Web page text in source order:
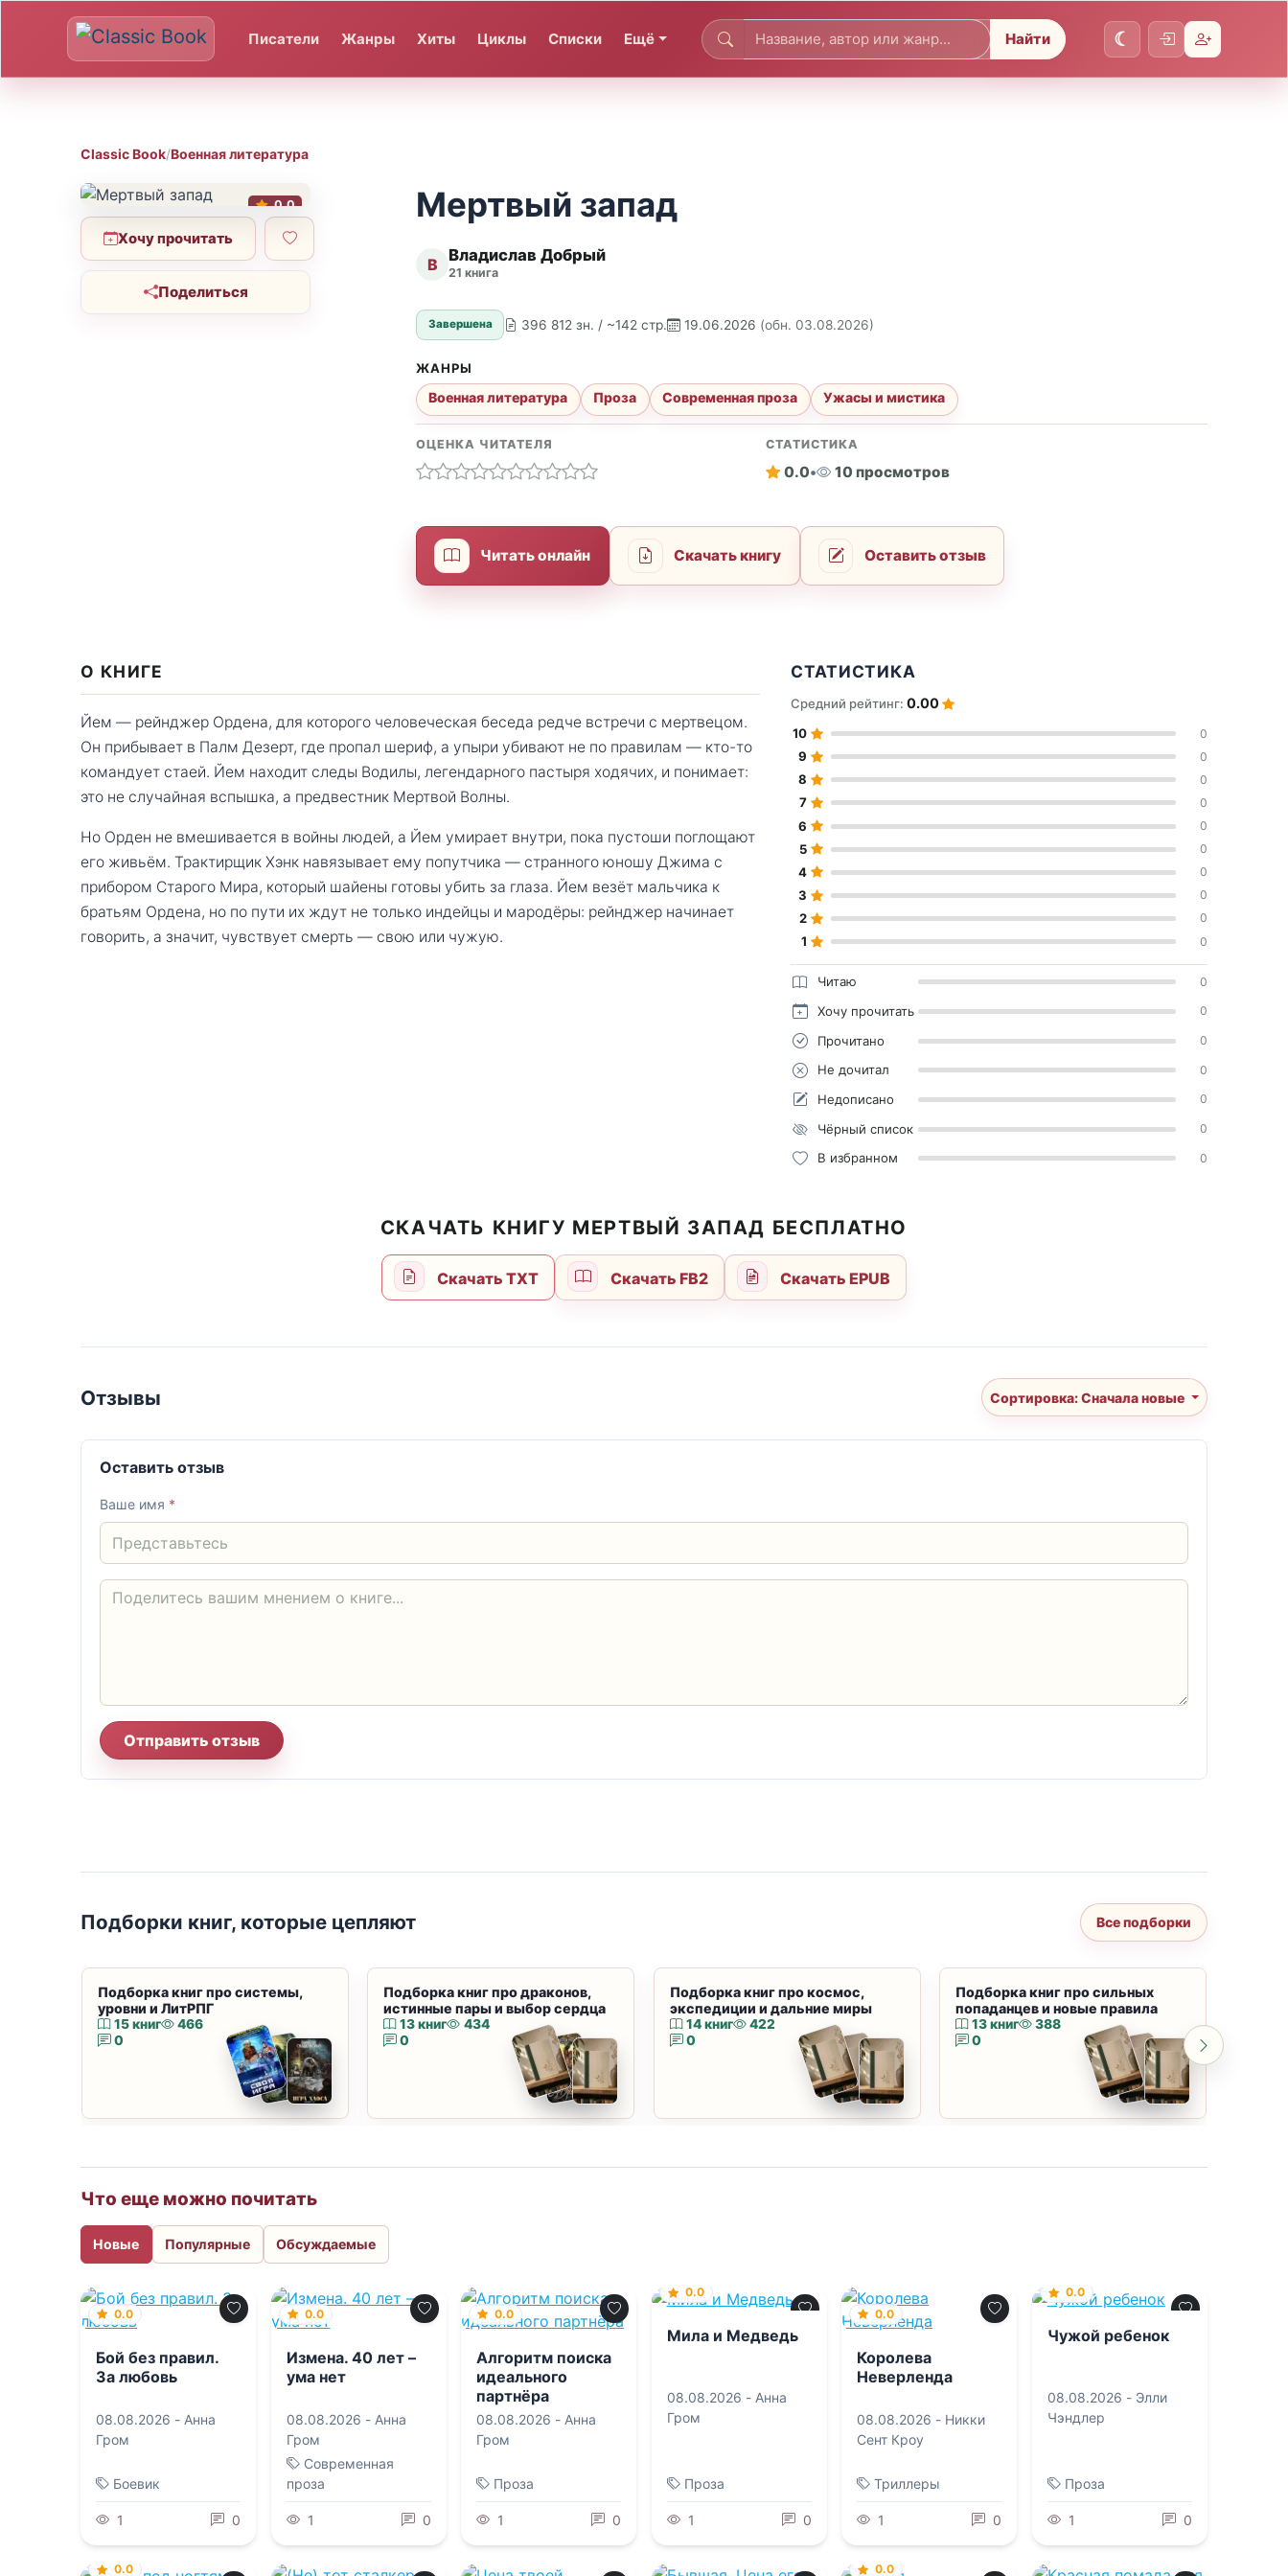
Писатели Жанры Хиты Циклы Списки Ещё Найти
Classic Book/Военная литература
0.0
Хочу прочитать
Поделиться
Мертвый запад
В Владислав Добрый
21 книга
Завершена 396 812 зн. / ~142 стр. 19.06.2026 (обн. 03.08.2026)
ЖАНРЫ
Военная литература Проза Современная проза Ужасы и мистика
ОЦЕНКА ЧИТАТЕЛЯ СТАТИСТИКА
0.0• 10 просмотров
Читать онлайн Скачать книгу Оставить отзыв
О КНИГЕ
Йем — рейнджер Ордена, для которого человеческая беседа редче встречи с мертвецом.
Он прибывает в Палм Дезерт, где пропал шериф, а упыри убивают не по правилам — кто-то
командует стаей. Йем находит следы Водилы, легендарного пастыря ходячих, и понимает:
это не случайная вспышка, а предвестник Мертвой Волны.
Но Орден не вмешивается в войны людей, а Йем умирает внутри, пока пустоши поглощают
его живьём. Трактирщик Хэнк навязывает ему попутчика — странного юношу Джима с
прибором Старого Мира, который шайены готовы убить за глаза. Йем везёт мальчика к
братьям Ордена, но по пути их ждут не только индейцы и мародёры: рейнджер начинает
говорить, а значит, чувствует смерть — свою или чужую.
СТАТИСТИКА
Средний рейтинг:0.00
10 0
9 0
8 0
7 0
6 0
5 0
4 0
3 0
2 0
1 0
Читаю 0
Хочу прочитать 0
Прочитано 0
Не дочитал 0
Недописано 0
Чёрный список 0
В избранном 0
СКАЧАТЬ КНИГУ МЕРТВЫЙ ЗАПАД БЕСПЛАТНО
Скачать TXT Скачать FB2 Скачать EPUB
Отзывы Сортировка: Сначала новые
Оставить отзыв
Ваше имя *
Отправить отзыв
Подборки книг, которые цепляют Все подборки
Подборка книг про системы,
уровни и ЛитРПГ
15 книг
466
0
Подборка книг про драконов,
истинные пары и выбор сердца
13 книг
434
0
Подборка книг про космос,
экспедиции и дальние миры
14 книг
422
0
Подборка книг про сильных
попаданцев и новые правила
13 книг
388
0
Что еще можно почитать
Новые Популярные Обсуждаемые
0.0
Бой без правил.
За любовь
08.08.2026 - Анна
Гром
Боевик
1 0
0.0
Измена. 40 лет –
ума нет
08.08.2026 - Анна
Гром
Современная
проза
1 0
0.0
Алгоритм поиска
идеального
партнёра
08.08.2026 - Анна
Гром
Проза
1 0
0.0
Мила и Медведь
08.08.2026 - Анна
Гром
Проза
1 0
0.0
Королева
Неверленда
08.08.2026 - Никки
Сент Кроу
Триллеры
1 0
0.0
Чужой ребенок
08.08.2026 - Элли
Чэндлер
Проза
1 0
0.0 0.0